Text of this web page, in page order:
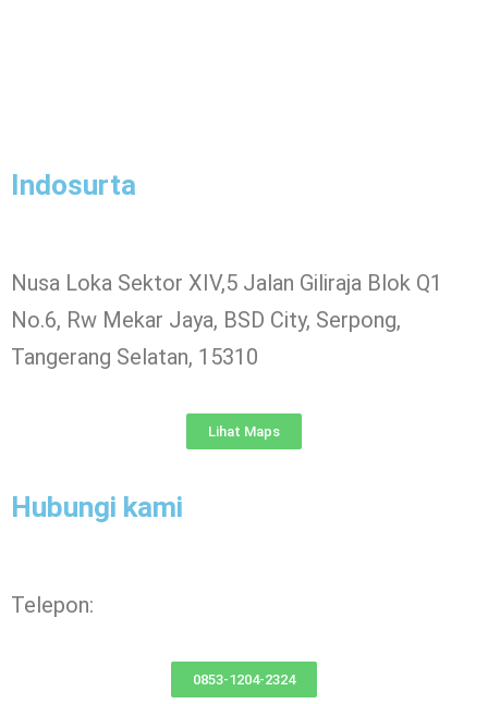
Indosurta
Nusa Loka Sektor XIV,5 Jalan Giliraja Blok Q1
No.6, Rw Mekar Jaya, BSD City, Serpong,
Tangerang Selatan, 15310
Lihat Maps
Hubungi kami
Telepon:
0853-1204-2324